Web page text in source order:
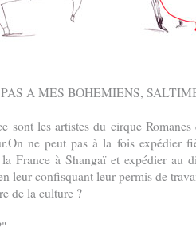
A MES BOHEMIENS,
sont les artistes du cirque
ne peut pas à la fois expédier
la France à Shangaï et expédier au
leur confisquant leur permis de
de la culture ?